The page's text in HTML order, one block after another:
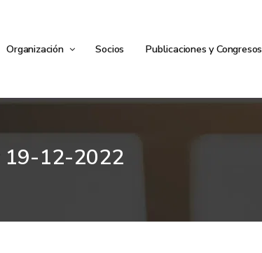
Organización Socios Publicaciones y Congresos
19-12-2022